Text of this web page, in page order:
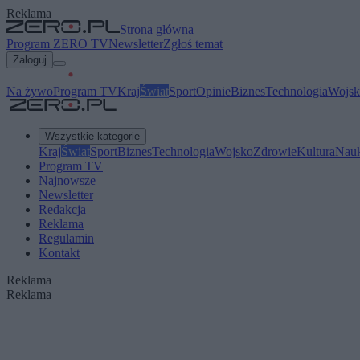
Reklama
Strona główna
Program ZERO TVNewsletterZgłoś temat
Zaloguj
Na żywoProgram TVKrajŚwiatSportOpinieBiznesTechnologia
Wszystkie kategorie
KrajŚwiatSportBiznesTechnologiaWojskoZdrowieKultura
Program TV
Najnowsze
Newsletter
Redakcja
Reklama
Regulamin
Kontakt
Reklama
Reklama